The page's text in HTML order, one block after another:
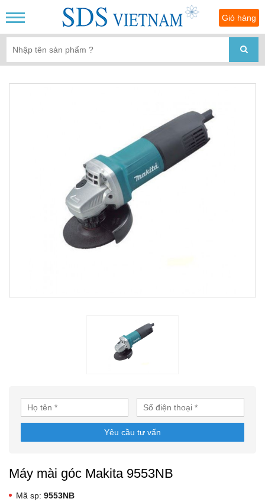
Giỏ hàng
Yêu cầu tư vấn
Máy mài góc Makita 9553NB
Mã sp: 9553NB